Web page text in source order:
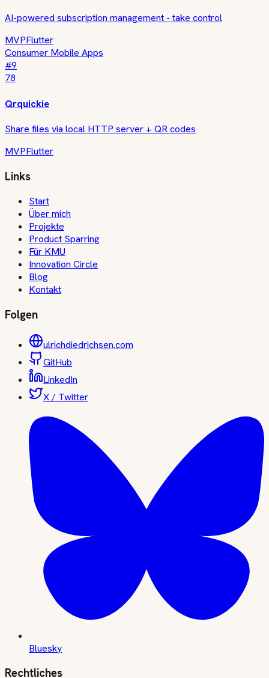
AI-powered subscription management - take control
MVPFlutter
Consumer Mobile Apps
#9
78
Qrquickie
Share files via local HTTP server + QR codes
MVPFlutter
Links
Start
Über mich
Projekte
Product Sparring
Für KMU
Innovation Circle
Blog
Kontakt
Folgen
ulrichdiedrichsen.com
GitHub
LinkedIn
X / Twitter
Bluesky
Rechtliches